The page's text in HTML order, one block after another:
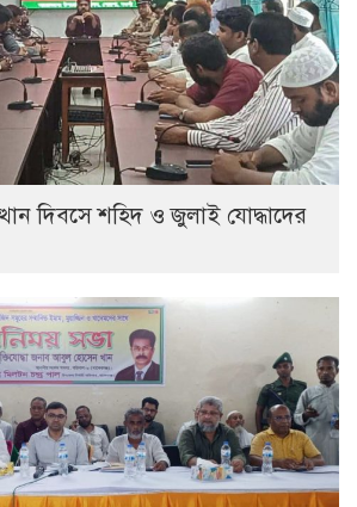
দিবসে শহিদ ও জুলাই যোদ্ধাদের